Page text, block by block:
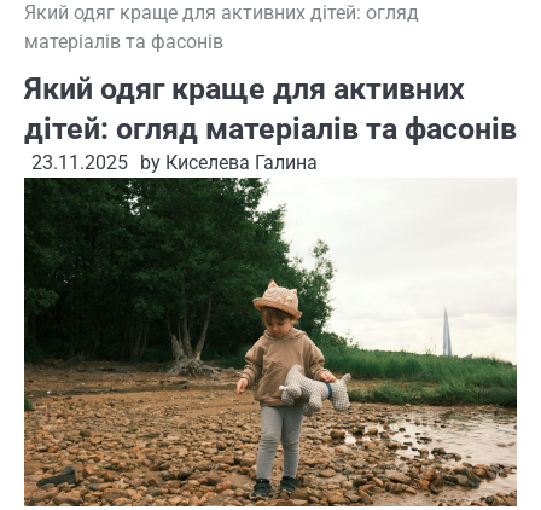
Який одяг краще для активних дітей: огляд
матеріалів та фасонів
Який одяг краще для активних
дітей: огляд матеріалів та фасонів
23.11.2025 by Киселева Галина